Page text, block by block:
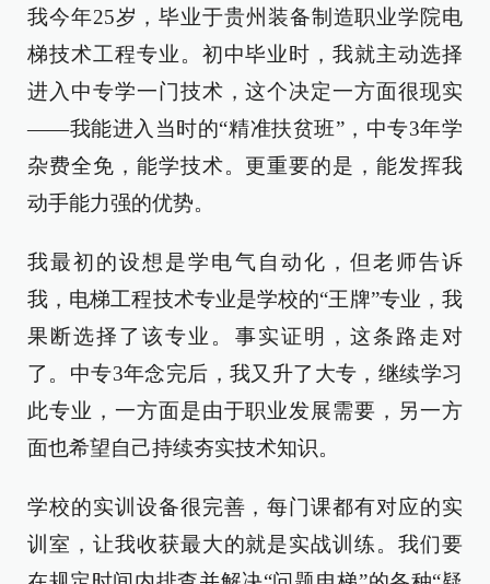
我今年25岁，毕业于贵州装备制造职业学院电
梯技术工程专业。初中毕业时，我就主动选择
进入中专学一门技术，这个决定一方面很现实
——我能进入当时的“精准扶贫班”，中专3年学
杂费全免，能学技术。更重要的是，能发挥我
动手能力强的优势。
我最初的设想是学电气自动化，但老师告诉
我，电梯工程技术专业是学校的“王牌”专业，我
果断选择了该专业。事实证明，这条路走对
了。中专3年念完后，我又升了大专，继续学习
此专业，一方面是由于职业发展需要，另一方
面也希望自己持续夯实技术知识。
学校的实训设备很完善，每门课都有对应的实
训室，让我收获最大的就是实战训练。我们要